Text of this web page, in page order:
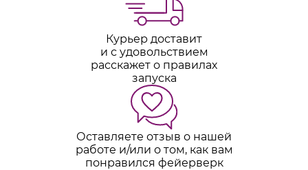
Курьер доставит
и с удовольствием
расскажет о правилах
запуска
Оставляете отзыв о нашей
работе и/или о том, как вам
понравился фейерверк